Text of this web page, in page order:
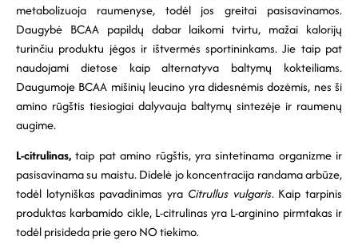
metabolizuoja raumenyse, todėl jos greitai pasisavinamos.
Daugybė BCAA papildų dabar laikomi tvirtu, mažai kalorijų
turinčiu produktu jėgos ir ištvermės sportininkams. Jie taip pat
naudojami dietose kaip alternatyva baltymų kokteiliams.
Daugumoje BCAA mišinių leucino yra didesnėmis dozėmis, nes ši
amino rūgštis tiesiogiai dalyvauja baltymų sintezėje ir raumenų
augime.
L-citrulinas, taip pat amino rūgštis, yra sintetinama organizme ir
pasisavinama su maistu. Didelė jo koncentracija randama arbūze,
todėl lotyniškas pavadinimas yra Citrullus vulgaris. Kaip tarpinis
produktas karbamido cikle, L-citrulinas yra L-arginino pirmtakas ir
todėl prisideda prie gero NO tiekimo.